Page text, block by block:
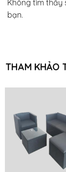
Không tìm thấy
bạn.
THAM KHẢO